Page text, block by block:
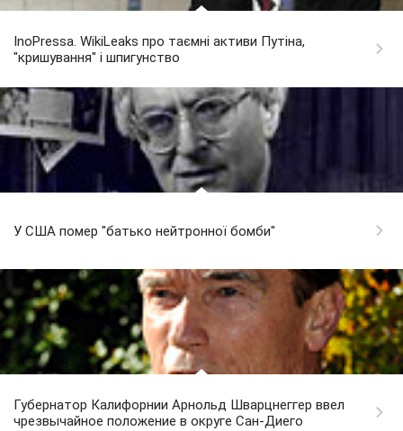
InoPressa. WikiLeaks про таємні активи Путіна,
"кришування" і шпигунство
У США помер "батько нейтронної бомби"
Губернатор Калифорнии Арнольд Шварцнеггер ввел
чрезвычайное положение в округе Сан-Диего